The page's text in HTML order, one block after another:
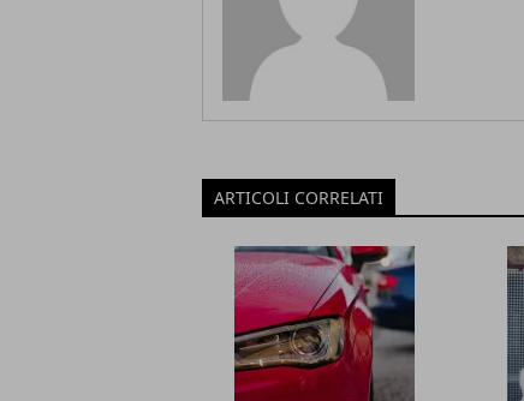
ARTICOLI CORRELATI